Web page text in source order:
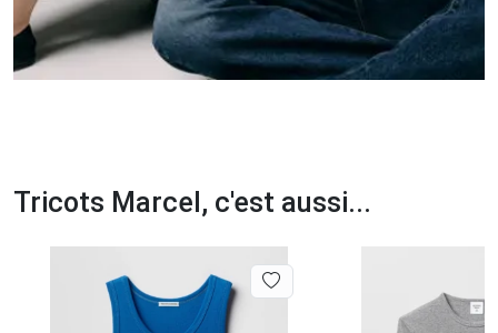
Tricots Marcel, c'est aussi...